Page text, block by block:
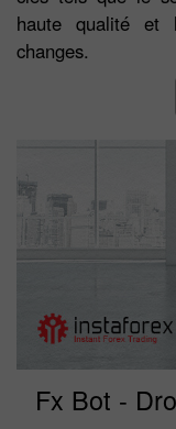
haute qualité et
changes.
Fx Bot -